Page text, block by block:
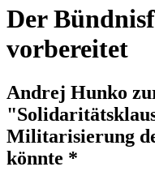
Der
vorbereitet
Andrej Hunko
Militarisierung
könnte *